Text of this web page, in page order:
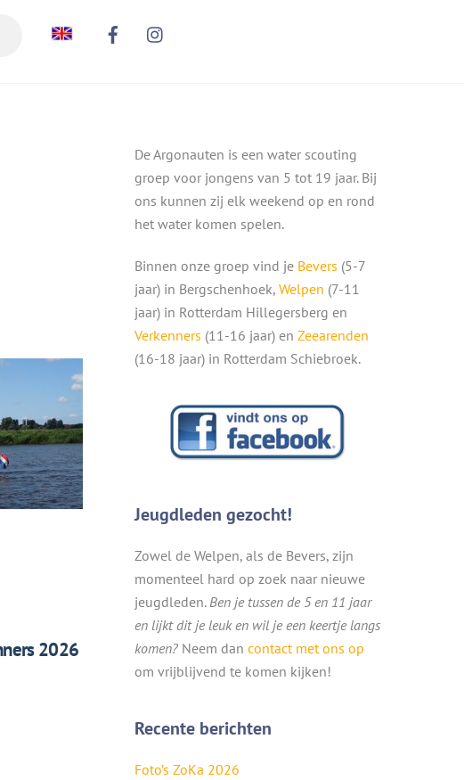
2026
De Argonauten is een water scouting
groep voor jongens van 5 tot 19 jaar. Bij
ons kunnen zij elk weekend op en rond
het water komen spelen.
Binnen onze groep vind je Bevers (5-7
jaar) in Bergschenhoek, Welpen (7-11
jaar) in Rotterdam Hillegersberg en
Verkenners (11-16 jaar) en Zeearenden
(16-18 jaar) in Rotterdam Schiebroek.
Jeugdleden gezocht!
Zowel de Welpen, als de Bevers, zijn
momenteel hard op zoek naar nieuwe
jeugdleden. Ben je tussen de 5 en 11 jaar
en lijkt dit je leuk en wil je een keertje langs
komen?Neem dan contact met ons op
om vrijblijvend te komen kijken!
Recente berichten
Foto’s ZoKa 2026